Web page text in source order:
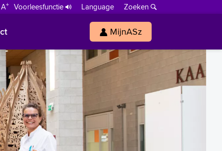
+ Voorleesfunctie Language
Zoeken
MijnASz